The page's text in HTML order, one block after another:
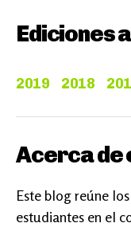
Ediciones
2019 2018
Acerca de
Este blog reúne
estudiantes en el